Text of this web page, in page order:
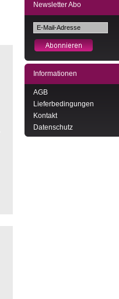
Newsletter Abo
Informationen
AGB
Lieferbedingungen
Kontakt
Datenschutz